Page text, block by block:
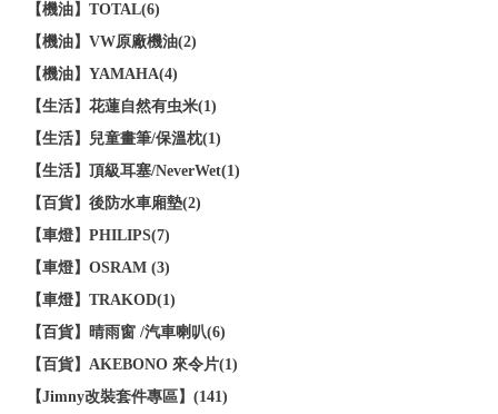
【機油】TOTAL(6)
【機油】VW原廠機油(2)
【機油】YAMAHA(4)
【生活】花蓮自然有虫米(1)
【生活】兒童畫筆/保溫枕(1)
【生活】頂級耳塞/NeverWet(1)
【百貨】後防水車廂墊(2)
【車燈】PHILIPS(7)
【車燈】OSRAM (3)
【車燈】TRAKOD(1)
【百貨】晴雨窗 /汽車喇叭(6)
【百貨】AKEBONO 來令片(1)
【Jimny改裝套件專區】(141)